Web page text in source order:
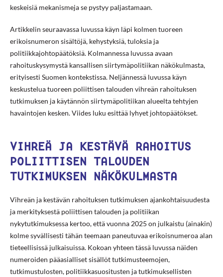
keskeisiä mekanismeja se pystyy paljastamaan.
Artikkelin seuraavassa luvussa käyn läpi kolmen tuoreen
erikoisnumeron sisältöjä, kehystyksiä, tuloksia ja
politiikkajohtopäätöksiä. Kolmannessa luvussa avaan
rahoituskysymystä kansallisen siirtymäpolitiikan näkökulmasta,
erityisesti Suomen kontekstissa. Neljännessä luvussa käyn
keskustelua tuoreen poliittisen talouden vihreän rahoituksen
tutkimuksen ja käytännön siirtymäpolitiikan alueelta tehtyjen
havaintojen kesken. Viides luku esittää lyhyet johtopäätökset.
VIHREÄ JA KESTÄVÄ RAHOITUS
POLIITTISEN TALOUDEN
TUTKIMUKSEN NÄKÖKULMASTA
Vihreän ja kestävän rahoituksen tutkimuksen ajankohtaisuudesta
ja merkityksestä poliittisen talouden ja politiikan
nykytutkimuksessa kertoo, että vuonna 2025 on julkaistu (ainakin)
kolme syvällisesti tähän teemaan paneutuvaa erikoisnumeroa alan
tieteellisissä julkaisuissa. Kokoan yhteen tässä luvussa näiden
numeroiden pääasialliset sisällöt tutkimusteemojen,
tutkimustulosten, politiikkasuositusten ja tutkimuksellisten